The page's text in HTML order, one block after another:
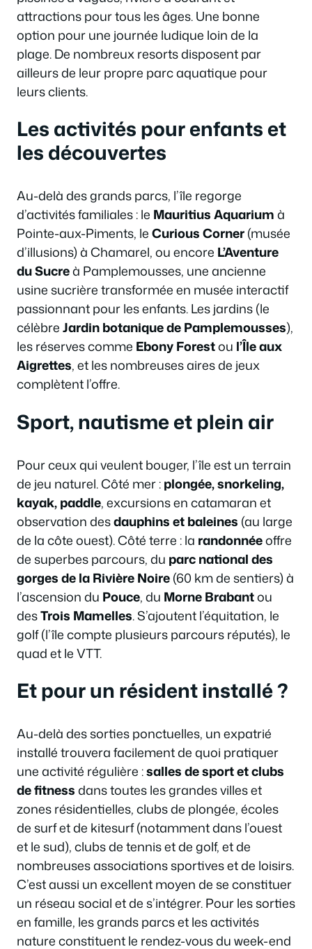
attractions pour tous les âges. Une bonne
option pour une journée ludique loin de la
plage. De nombreux resorts disposent par
ailleurs de leur propre parc aquatique pour
leurs clients.
Les activités pour enfants et
les découvertes
Au-delà des grands parcs, l’île regorge
d’activités familiales : le Mauritius Aquariumà
Pointe-aux-Piments, leCurious Corner(musée
d’illusions) à Chamarel, ou encore L’Aventure
du Sucreà Pamplemousses, une ancienne
usine sucrière transformée en musée interactif
passionnant pour les enfants. Les jardins (le
célèbreJardin botanique de Pamplemousses),
les réserves comme Ebony Forestou l’Île aux
Aigrettes, et les nombreuses aires de jeux
complètent l’offre.
Sport, nautisme et plein air
Pour ceux qui veulent bouger, l’île est un terrain
de jeu naturel. Côté mer :plongée, snorkeling,
kayak, paddle, excursions en catamaran et
observation desdauphins et baleines (au large
de la côte ouest). Côté terre : la randonnéeoffre
de superbes parcours, du parc national des
gorges de la Rivière Noire(60 km de sentiers) à
l’ascension du Pouce, du Morne Brabantou
desTrois Mamelles. S’ajoutent l’équitation, le
golf (l’île compte plusieurs parcours réputés), le
quad et le VTT.
Et pour un résident installé ?
Au-delà des sorties ponctuelles, un expatrié
installé trouvera facilement de quoi pratiquer
une activité régulière :salles de sport et clubs
de fitnessdans toutes les grandes villes et
zones résidentielles, clubs de plongée, écoles
de surf et de kitesurf (notamment dans l’ouest
et le sud), clubs de tennis et de golf, et de
nombreuses associations sportives et de loisirs.
C’est aussi un excellent moyen de se constituer
un réseau social et de s’intégrer. Pour les sorties
en famille, les grands parcs et les activités
nature constituent le rendez-vous du week-end